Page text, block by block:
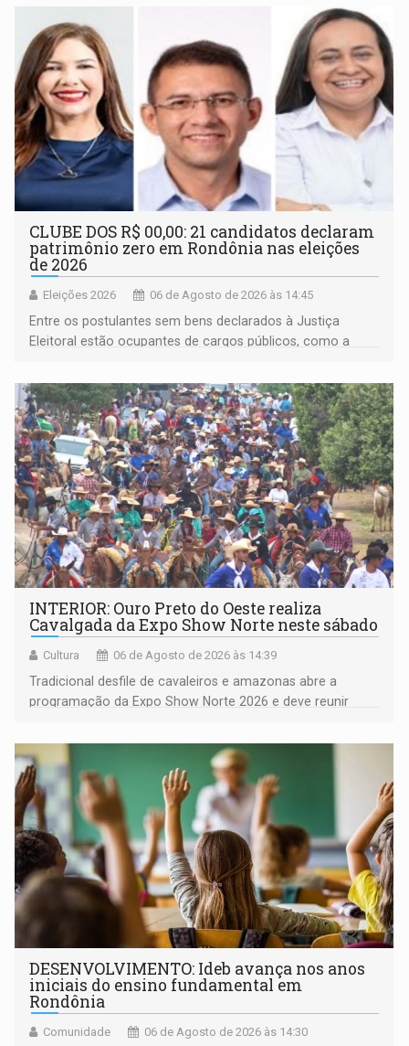
CLUBE DOS R$ 00,00: 21 candidatos declaram
patrimônio zero em Rondônia nas eleições
de 2026
Eleições 2026 06 de Agosto de 2026 às 14:45
Entre os postulantes sem bens declarados à Justiça
Eleitoral estão ocupantes de cargos públicos, como a
Pedro Geovar (PP) e a vice-prefeita Magna dos Anjos
(NOVO)
INTERIOR: Ouro Preto do Oeste realiza
Cavalgada da Expo Show Norte neste sábado
Cultura 06 de Agosto de 2026 às 14:39
Tradicional desfile de cavaleiros e amazonas abre a
programação da Expo Show Norte 2026 e deve reunir
DESENVOLVIMENTO: Ideb avança nos anos
iniciais do ensino fundamental em
Rondônia
Comunidade 06 de Agosto de 2026 às 14:30